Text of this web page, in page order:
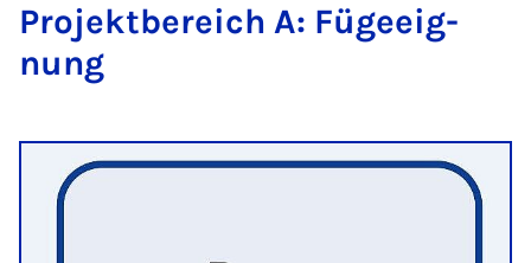
Pro­jekt­be­reich A: Fü­ge­eig­
nung